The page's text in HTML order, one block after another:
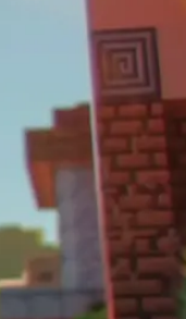
בזמן שהצעירים
ומתכננים
וירטואליים הפכו